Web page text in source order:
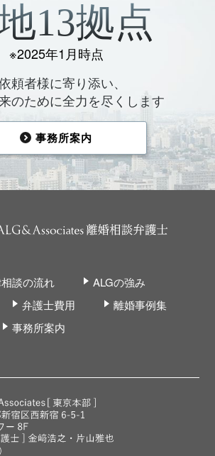
13拠点
※2025年1月時点
頼者様に寄り添い、
のために全力を尽くします
事務所案内
談の流れ
ALGの強み
弁護士費用
離婚事例集
事務所案内